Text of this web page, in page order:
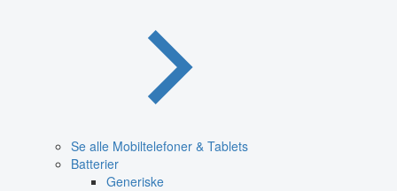
Se alle Mobiltelefoner & Tablets
Batterier
Generiske